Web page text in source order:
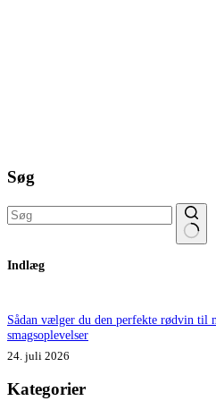
Søg
resultater
Indlæg
Sådan vælger du den perfekte rødvin til
smagsoplevelser
24. juli 2026
Kategorier